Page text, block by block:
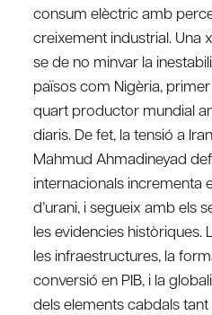
consum elèctric amb
creixement industrial. Una
se de no minvar la
països com Nigèria,
quart productor mundial
diaris. De fet, la tensió a
Mahmud Ahmadineyad
internacionals incrementa
d’urani, i segueix amb els
les evidencies històriques.
les infraestructures, la
conversió en PIB, i la
dels elements cabdals